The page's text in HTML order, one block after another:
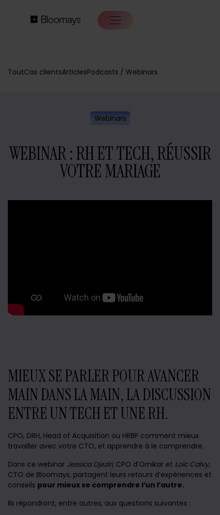
ToutCas clientsArticlesPodcasts / Webinars
Webinars
WEBINAR : RH ET TECH, RÉUSSIR
VOTRE MARIAGE
MIEUX SE PARLER POUR AVANCER
MAIN DANS LA MAIN, LA DISCUSSION
ENTRE UN TECH ET UNE RH.
CPO, DRH, Head of Acquisition ou HRBP comment mieux
travailler avec votre CTO, et apprendre à le comprendre.
Dans ce webinar Jessica Djeziri, CPO d’Ornikar et Loïc Calvy,
CTO de Bloomays, partagent leurs retours d’expériences et
conseils pour mieux se comprendre l’un l’autre.
Ils répondront, entre autres, aux questions suivantes :